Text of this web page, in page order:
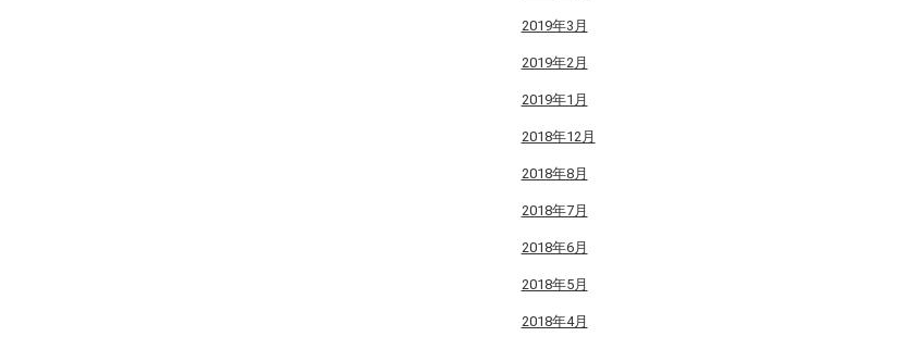
2019年3月
2019年2月
2019年1月
2018年12月
2018年8月
2018年7月
2018年6月
2018年5月
2018年4月